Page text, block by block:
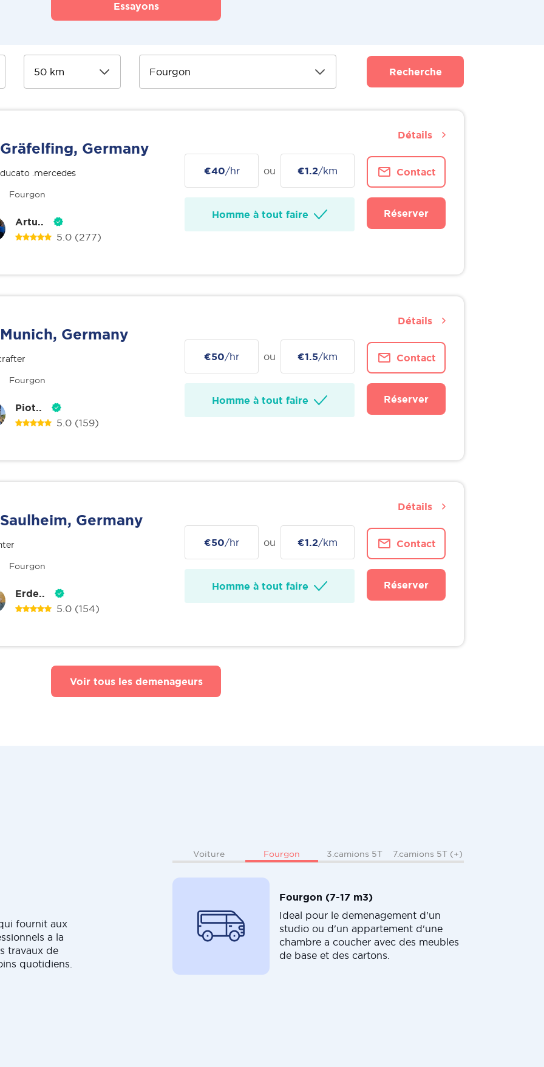
Essayons
Recherche
Gräfelfing, Germany
.mercedes
Fourgon
Artu..
5.0 (277)
€40/hr ou €1.2/km
Homme à tout faire
Contact
Réserver
Détails
Munich, Germany
Fourgon
Piot..
5.0 (159)
€50/hr ou €1.5/km
Homme à tout faire
Contact
Réserver
Détails
Saulheim, Germany
Fourgon
Erde..
5.0 (154)
€50/hr ou €1.2/km
Homme à tout faire
Contact
Réserver
Détails
Voir tous les demenageurs
fournit aux
a la
travaux de
quotidiens.
Voiture Fourgon 3.camions 5T 7.camions 5T (+)
Fourgon (7-17 m3)
Ideal pour le demenagement d'un
studio ou d'un appartement d'une
chambre a coucher avec des meubles
de base et des cartons.